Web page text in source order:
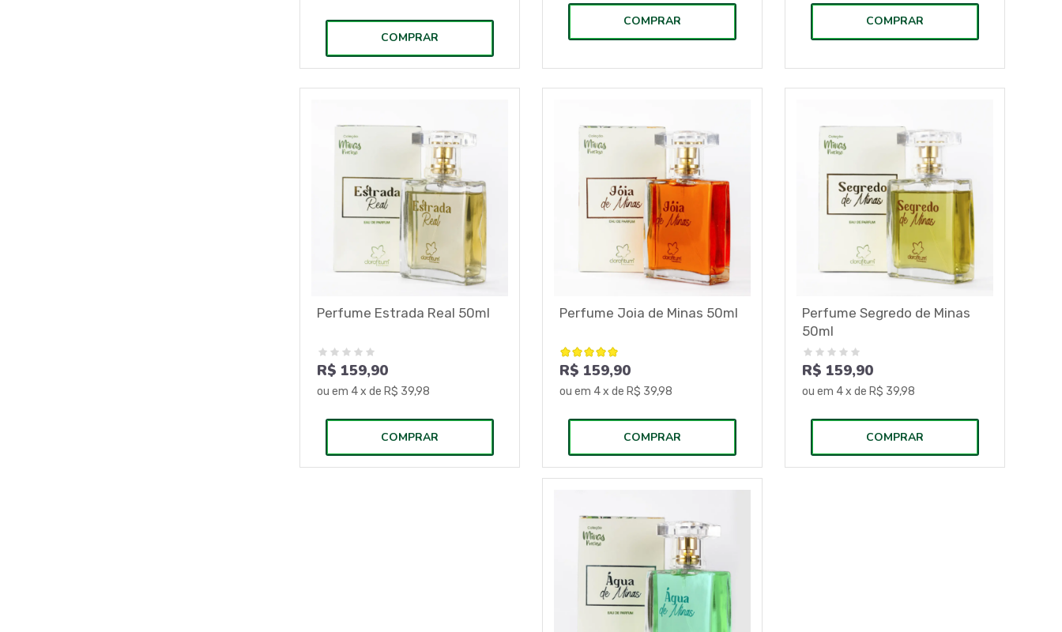
COMPRAR
COMPRAR COMPRAR
Perfume Estrada Real 50ml
R$ 159,90
ou em 4x de R$ 39,98
COMPRAR
Perfume Joia de Minas 50ml
R$ 159,90
ou em 4x de R$ 39,98
COMPRAR
Perfume Segredo de Minas
50ml
R$ 159,90
ou em 4x de R$ 39,98
COMPRAR